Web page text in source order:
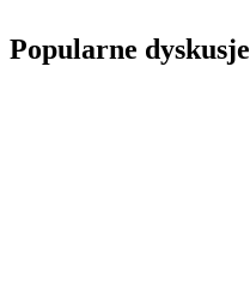
Popularne dyskusje